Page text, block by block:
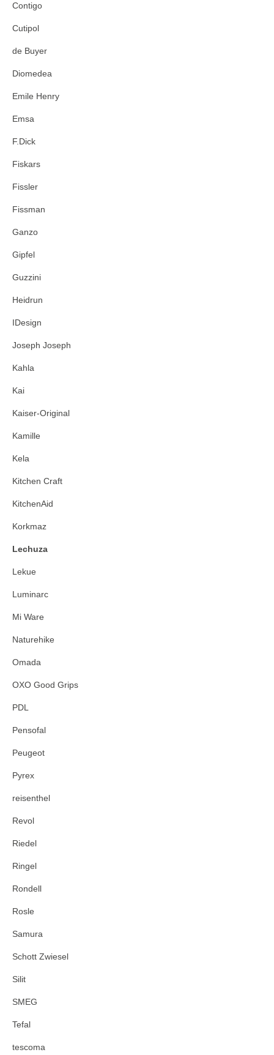
Contigo
Cutipol
de Buyer
Diomedea
Emile Henry
Emsa
F.Dick
Fiskars
Fissler
Fissman
Ganzo
Gipfel
Guzzini
Heidrun
IDesign
Joseph Joseph
Kahla
Kai
Kaiser-Original
Kamille
Kela
Kitchen Craft
KitchenAid
Korkmaz
Lechuza
Lekue
Luminarc
Mi Ware
Naturehike
Omada
OXO Good Grips
PDL
Pensofal
Peugeot
Pyrex
reisenthel
Revol
Riedel
Ringel
Rondell
Rosle
Samura
Schott Zwiesel
Silit
SMEG
Tefal
tescoma